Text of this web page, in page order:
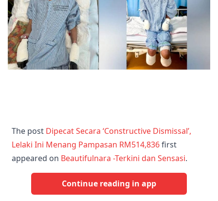
The post Dipecat Secara ‘Constructive Dismissal’,
Lelaki Ini Menang Pampasan RM514,836first
appeared on Beautifulnara -Terkini dan Sensasi.
Continue reading in app